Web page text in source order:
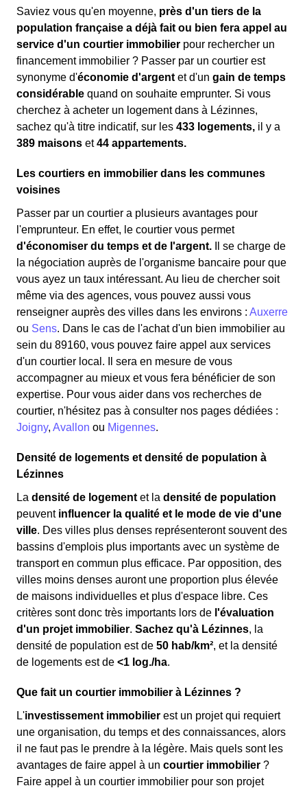
Saviez vous qu'en moyenne, près d'un tiers de la
population française a déjà fait ou bien fera appel au
service d'un courtier immobilier pour rechercher un
financement immobilier ? Passer par un courtier est
synonyme d'économie d'argent et d'un gain de temps
considérable quand on souhaite emprunter. Si vous
cherchez à acheter un logement dans à Lézinnes,
sachez qu'à titre indicatif, sur les 433 logements, il y a
389 maisons et44 appartements.
Les courtiers en immobilier dans les communes
voisines
Passer par un courtier a plusieurs avantages pour
l'emprunteur. En effet, le courtier vous permet
d'économiser du temps et de l'argent.
Il se charge de
la négociation auprès de l'organisme bancaire pour que
vous ayez un taux intéressant. Au lieu de chercher soit
même via des agences, vous pouvez aussi vous
renseigner auprès des villes dans les environs : Auxerre
ou Sens. Dans le cas de l'achat d'un bien immobilier au
sein du 89160, vous pouvez faire appel aux services
d'un courtier local. Il sera en mesure de vous
accompagner au mieux et vous fera bénéficier de son
expertise. Pour vous aider dans vos recherches de
courtier, n'hésitez pas à consulter nos pages dédiées :
Joigny, Avallon ou Migennes.
Densité de logements et densité de population à
Lézinnes
La densité de logement et la densité de population
peuvent influencer la qualité et le mode de vie d'une
ville. Des villes plus denses représenteront souvent des
bassins d'emplois plus importants avec un système de
transport en commun plus efficace. Par opposition, des
villes moins denses auront une proportion plus élevée
de maisons individuelles et plus d'espace libre. Ces
critères sont donc très importants lors de l'évaluation
d'un projet immobilier. Sachez qu'à Lézinnes, la
densité de population est de 50 hab/km², et la densité
de logements est de <1 log./ha.
Que fait un courtier immobilier à Lézinnes ?
L'investissement immobilier est un projet qui requiert
une organisation, du temps et des connaissances, alors
il ne faut pas le prendre à la légère. Mais quels sont les
avantages de faire appel à un courtier immobilier ?
Faire appel à un courtier immobilier pour son projet